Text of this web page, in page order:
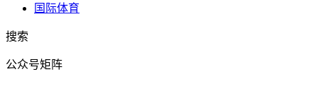
国际体育
搜索
公众号矩阵